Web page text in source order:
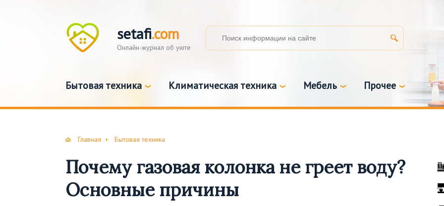
setafi.com
Онлайн-журнал об уюте
Бытовая техника Климатическая техника Мебель Прочее
Главная Бытовая техника
Почему газовая колонка не греет воду?
Основные причины